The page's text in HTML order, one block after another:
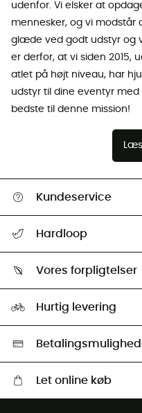
udenfor. Vi elsker at
mennesker, og vi modstår
glæde ved godt udstyr og
er derfor, at vi siden 2015,
atlet på højt niveau, har
udstyr til dine eventyr
bedste til denne mission!
Kundeservice
Returnering & Tilbagebetaling
Hardloop
Our ambassadors
Vores forpligtelser
Second hand
HardGreen Udvalg
Hurtig levering
Let online køb